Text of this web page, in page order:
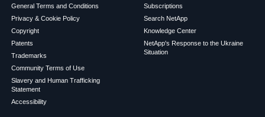
General Terms and Conditions
Privacy & Cookie Policy
Copyright
Patents
Trademarks
Community Terms of Use
Slavery and Human Trafficking
Statement
Accessibility
Subscriptions
Search NetApp
Knowledge Center
NetApp's Response to the Ukraine
Situation